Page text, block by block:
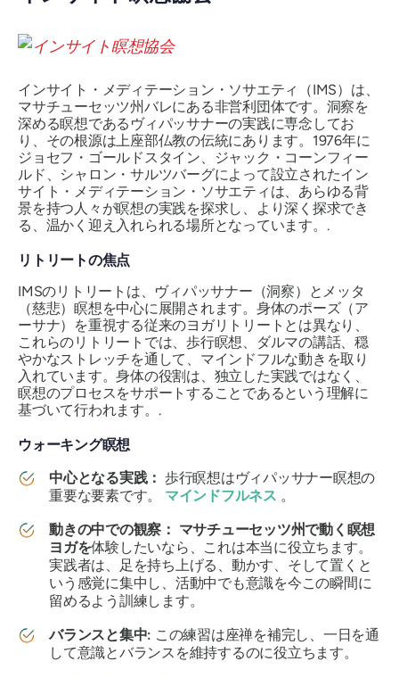
インサイト・メディテーション・ソサエティ（IMS）は、
マサチューセッツ州バレにある非営利団体です。洞察を
深める瞑想であるヴィパッサナーの実践に専念してお
り、その根源は上座部仏教の伝統にあります。1976年に
ジョセフ・ゴールドスタイン、ジャック・コーンフィー
ルド、シャロン・サルツバーグによって設立されたイン
サイト・メディテーション・ソサエティは、あらゆる背
景を持つ人々が瞑想の実践を探求し、より深く探求でき
る、温かく迎え入れられる場所となっています。.
リトリートの焦点
IMSのリトリートは、ヴィパッサナー（洞察）とメッタ
（慈悲）瞑想を中心に展開されます。身体のポーズ（ア
ーサナ）を重視する従来のヨガリトリートとは異なり、
これらのリトリートでは、歩行瞑想、ダルマの講話、穏
やかなストレッチを通して、マインドフルな動きを取り
入れています。身体の役割は、独立した実践ではなく、
瞑想のプロセスをサポートすることであるという理解に
基づいて行われます。.
ウォーキング瞑想
中心となる実践： 歩行瞑想はヴィパッサナー瞑想の
重要な要素です。 マインドフルネス 。
動きの中での観察： マサチューセッツ州で動く瞑想
ヨガを体験したいなら、これは本当に役立ちます。
実践者は、足を持ち上げる、動かす、そして置くと
いう感覚に集中し、活動中でも意識を今この瞬間に
留めるよう訓練します。
バランスと集中: この練習は座禅を補完し、一日を通
して意識とバランスを維持するのに役立ちます。